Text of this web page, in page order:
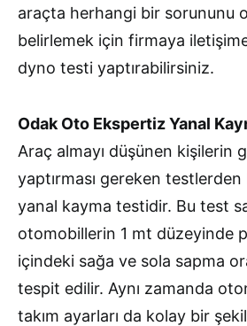
araçta herhangi bir sorununu
belirlemek için firmaya
dyno testi yaptırabilirsiniz.
Odak Oto Ekspertiz Yanal
Araç almayı düşünen kişilerin
yaptırması gereken
yanal kayma testidir. Bu test
otomobillerin 1 mt düzeyinde
içindeki sağa ve sola sapma
tespit edilir. Aynı zamanda
takım ayarları da kolay bir